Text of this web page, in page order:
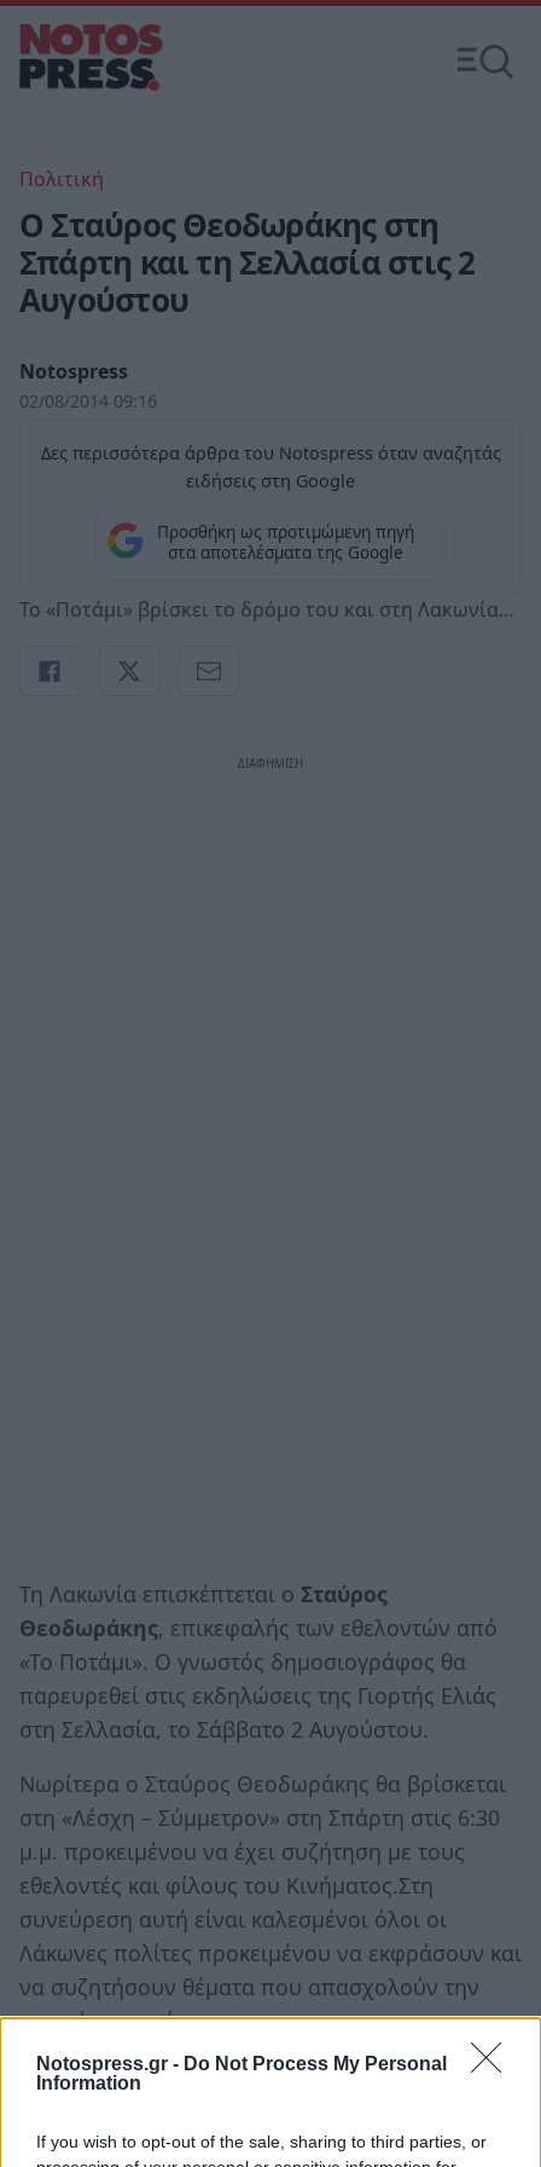
Notospress.gr - Do Not Process My Personal
Information
If you wish to opt-out of the sale, sharing to third parties, or
Πολιτική
Ο Σταύρος Θεοδωράκης στη
Σπάρτη και τη Σελλασία στις 2
Αυγούστου
Notospress
02/08/2014 09:16
Δες περισσότερα άρθρα του Notospress όταν αναζητάς
ειδήσεις στη Google
Προσθήκη ως προτιμώμενη πηγή
στα αποτελέσματα της Google
Το «Ποτάμι» βρίσκει το δρόμο του και στη Λακωνία…
Τη Λακωνία επισκέπτεται ο Σταύρος
Θεοδωράκης, επικεφαλής των εθελοντών από
«Το Ποτάμι». Ο γνωστός δημοσιογράφος θα
παρευρεθεί στις εκδηλώσεις της Γιορτής Ελιάς
στη Σελλασία, το Σάββατο 2 Αυγούστου.
Νωρίτερα ο Σταύρος Θεοδωράκης θα βρίσκεται
στη «Λέσχη – Σύμμετρον» στη Σπάρτη στις 6:30
μ.μ. προκειμένου να έχει συζήτηση με τους
εθελοντές και φίλους του Κινήματος.Στη
συνεύρεση αυτή είναι καλεσμένοι όλοι οι
Λάκωνες πολίτες προκειμένου να εκφράσουν και
να συζητήσουν θέματα που απασχολούν την
τοπική κοινωνία.